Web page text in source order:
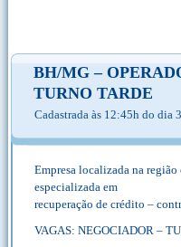
BH/MG –
TURNO TARDE
Cadastrada às 12:45h do dia
Empresa localizada na
especializada em
recuperação de crédito –
VAGAS: NEGOCIADOR –